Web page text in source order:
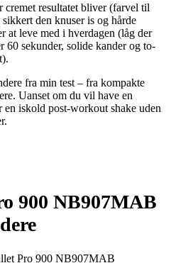
resultatet bliver (farvel til
den knuser is og hårde
at leve med i hverdagen (låg der
60 sekunder, solide kander og to-
fra min test – fra kompakte
Uanset om du vil have en
iskold post-workout shake uden
900 NB907MAB